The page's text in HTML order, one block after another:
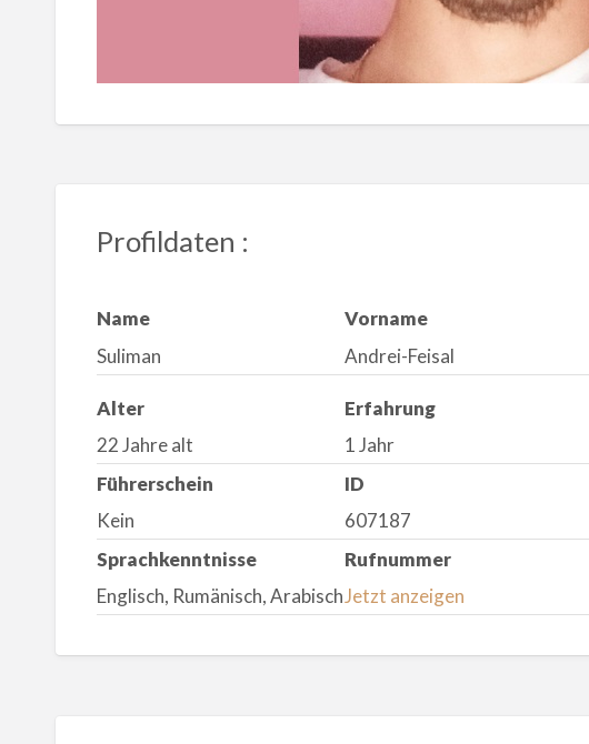
Profildaten :
Name
Suliman
Vorname
Andrei-Feisal
Alter
22 Jahre alt
Erfahrung
1 Jahr
Führerschein
Kein
ID
607187
Sprachkenntnisse
Englisch, Rumänisch, Arabisch
Rufnummer
Jetzt anzeigen